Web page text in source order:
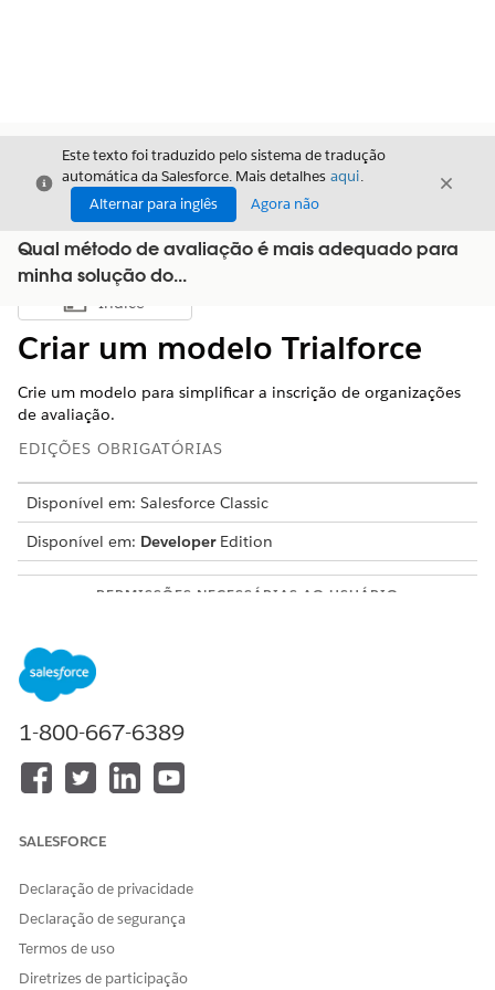
Fechar
Este texto foi traduzido pelo sistema de tradução
automática da Salesforce. Mais detalhes aqui.
Alternar para inglês
Agora não
Fechar
Qual método de avaliação é mais adequado para
minha solução do...
Mostrar índice
Índice
Criar um modelo Trialforce
Crie um modelo para simplificar a inscrição de organizações
de avaliação.
EDIÇÕES OBRIGATÓRIAS
Disponível em: Salesforce Classic
Disponível em: DeveloperEdition
PERMISSÕES NECESSÁRIAS AO USUÁRIO
A duração da avaliação padrão é de 10 dias para
organizações de avaliação criadas com base em um modelo
do Trialforce. Para alterar a duração da avaliação associada a
esse modelo, entre em contato com o Suporte ao cliente da
Salesforce.
Clique emNovo modelo do Trialforce
Você pode criar até 10 modelos do Trialforce por TSO. Se
excedentes antes de criar novos. Parceiros que exigem
modelos adicionais podem entrar em contato com o
Especifique uma descrição para o modelo e se devem ser
1-800-667-6389
SALESFORCE
Declaração de privacidade
Declaração de segurança
Termos de uso
Diretrizes de participação